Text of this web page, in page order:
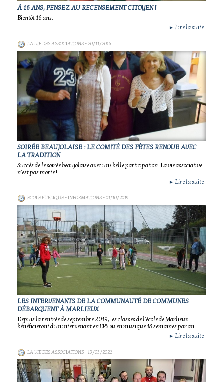
À 16 ANS, PENSEZ AU RECENSEMENT CITOYEN !
Bientôt 16 ans.
► Lire la suite
LA VIE DES ASSOCIATIONS- 20/11/2016
SOIRÉE BEAUJOLAISE : LE COMITÉ DES FÈTES RENOUE AVEC
LA TRADITION
Succès de le soirée beaujolaise avec une belle participation. La vie associative
n'est pas morte !.
► Lire la suite
ECOLE PUBLIQUE - INFORMATIONS- 01/10/2019
LES INTERVENANTS DE LA COMMUNAUTÉ DE COMMUNES
DÉBARQUENT À MARLIEUX
Depuis la rentrée de septembre 2019, les classes de l'école de Marlieux
bénéficieront d'un intervenant en EPS ou en musique 18 semaines par an..
► Lire la suite
LA VIE DES ASSOCIATIONS- 13/03/2022